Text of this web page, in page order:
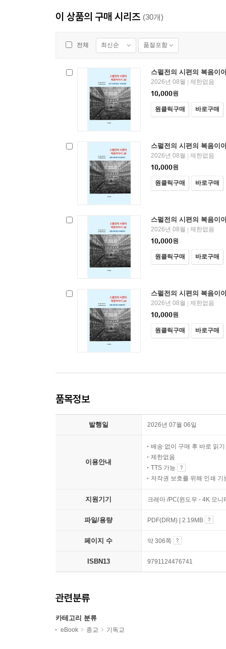
이 상품의 구매 시리즈 (30개)
전체 최신순 품절포함
스펄전의 시편의 복음이
2026년 08월 | 제한없음
10,000원
원클릭구매 바로구매
스펄전의 시편의 복음이
2026년 08월 | 제한없음
10,000원
원클릭구매 바로구매
스펄전의 시편의 복음이
2026년 08월 | 제한없음
10,000원
원클릭구매 바로구매
스펄전의 시편의 복음이
2026년 08월 | 제한없음
10,000원
원클릭구매 바로구매
품목정보
발행일 2026년 07월 06일
이용안내
배송 없이 구매 후 바로 읽기
제한없음
TTS 가능
저작권 보호를 위해 인쇄 기
지원기기 크레마 /PC(윈도우 - 4K 모
파일/용량 PDF(DRM) | 2.19MB
페이지 수 약 306쪽
ISBN13 9791124476741
관련분류
카테고리 분류
eBook 종교 기독교